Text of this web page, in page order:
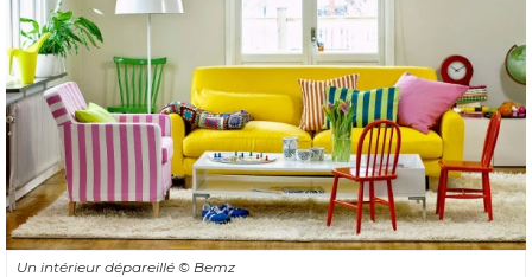
Un intérieur dépareillé © Bemz